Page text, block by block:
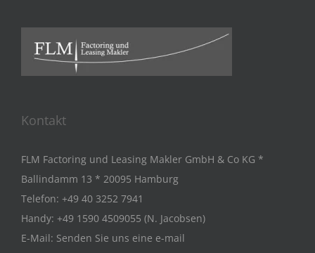
Kontakt
FLM Factoring und Leasing Makler GmbH & Co KG *
Ballindamm 13 * 20095 Hamburg
Telefon: +49 40 3252 7941
Handy: +49 1590 4509055 (N. Jacobsen)
E-Mail: Senden Sie uns eine e-mail